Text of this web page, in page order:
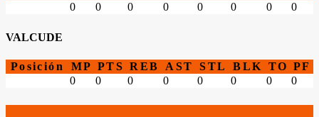
0
0 0 0 0 0 0 0
VALCUDE
Posición MP PTS REB AST STL BLK TO PF
0
0 0 0 0 0 0 0